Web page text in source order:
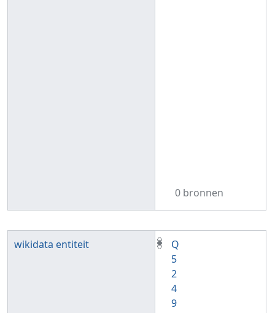
0 bronnen
wikidata entiteit
Q
5
2
4
9